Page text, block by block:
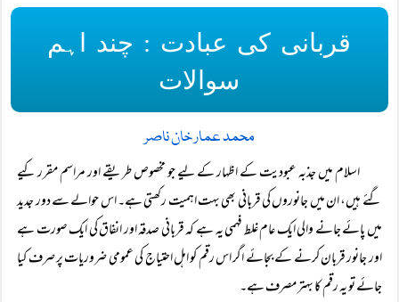
قربانی کی عبادت : چند اہم
سوالات
محمد عمار خان ناصر
اسلام میں جذبہ عبودیت کے اظہار کے لیے جو مخصوص طریقے اور مراسم مقرر کیے
گئے ہیں، ان میں جانوروں کی قربانی بھی بہت اہمیت رکھتی ہے۔ اس حوالے سے دور جدید
میں پائے جانے والی ایک عام غلط فہمی یہ ہے کہ قربانی صدقہ اور انفاق کی ایک صورت ہے
اور جانور قربان کرنے کے بجائے اگر اس رقم کو اہل احتیاج کی عمومی ضروریات پر صرف کیا
جائے تو یہ رقم کا بہتر مصرف ہے۔